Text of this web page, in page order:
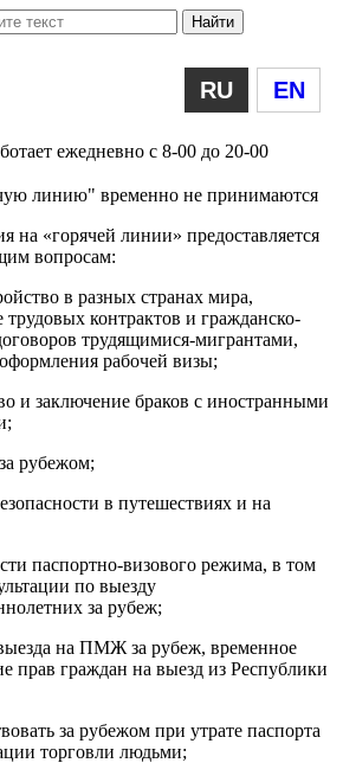
RU EN
линию" временно не принимаются
на «горячей линии» предоставляется
вопросам:
в разных странах мира,
трудовых контрактов и гражданско-
трудящимися-мигрантами,
рабочей визы;
и заключение браков с иностранными
рубежом;
в путешествиях и на
паспортно-визового режима, в том
по выезду
за рубеж;
на ПМЖ за рубеж, временное
прав граждан на выезд из Республики
за рубежом при утрате паспорта
торговли людьми;